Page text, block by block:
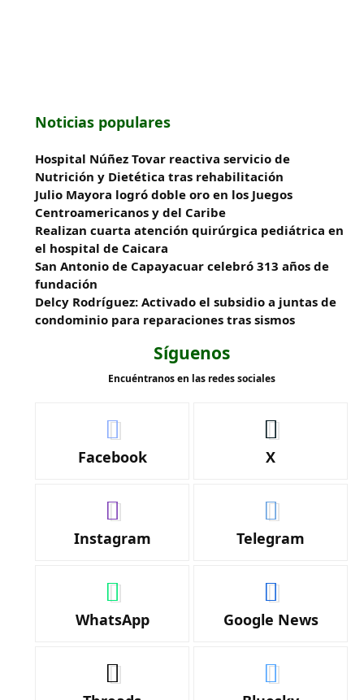
Noticias populares
Hospital Núñez Tovar reactiva servicio de
Nutrición y Dietética tras rehabilitación
Julio Mayora logró doble oro en los Juegos
Centroamericanos y del Caribe
Realizan cuarta atención quirúrgica pediátrica en
el hospital de Caicara
San Antonio de Capayacuar celebró 313 años de
fundación
Delcy Rodríguez: Activado el subsidio a juntas de
condominio para reparaciones tras sismos
Síguenos
Encuéntranos en las redes sociales
Facebook X
Instagram Telegram
WhatsApp Google News